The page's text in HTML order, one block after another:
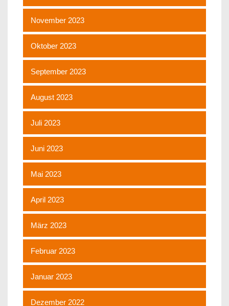
November 2023
Oktober 2023
September 2023
August 2023
Juli 2023
Juni 2023
Mai 2023
April 2023
März 2023
Februar 2023
Januar 2023
Dezember 2022